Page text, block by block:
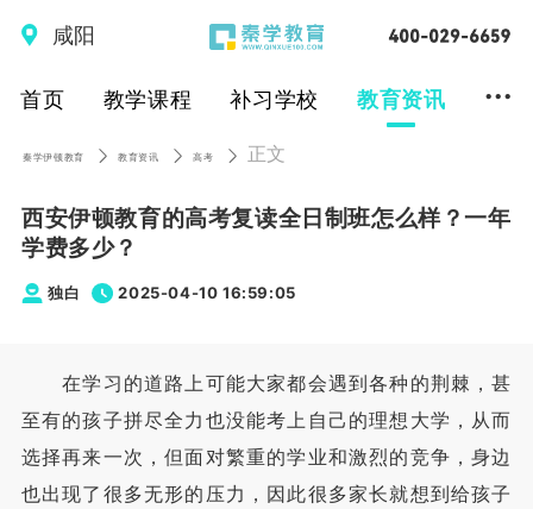
咸阳
首页 教学课程 补习学校 教育资讯 ...
秦学伊顿教育 教育资讯 高考 正文
西安伊顿教育的高考复读全日制班怎么样？一年
学费多少？
独白 2025-04-10 16:59:05
在学习的道路上可能大家都会遇到各种的荆棘，甚
至有的孩子拼尽全力也没能考上自己的理想大学，从而
选择再来一次，但面对繁重的学业和激烈的竞争，身边
也出现了很多无形的压力，因此很多家长就想到给孩子